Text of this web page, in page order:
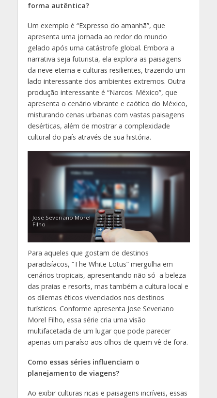
forma autêntica?
Um exemplo é “Expresso do amanhã”, que
apresenta uma jornada ao redor do mundo
gelado após uma catástrofe global. Embora a
narrativa seja futurista, ela explora as paisagens
da neve eterna e culturas resilientes, trazendo um
lado interessante dos ambientes extremos. Outra
produção interessante é “Narcos: México”, que
apresenta o cenário vibrante e caótico do México,
misturando cenas urbanas com vastas paisagens
desérticas, além de mostrar a complexidade
cultural do país através de sua história.
Jose Severiano Morel
Filho
Para aqueles que gostam de destinos
paradisíacos, “The White Lotus” mergulha em
cenários tropicais, apresentando não só a beleza
das praias e resorts, mas também a cultura local e
os dilemas éticos vivenciados nos destinos
turísticos. Conforme apresenta Jose Severiano
Morel Filho, essa série cria uma visão
multifacetada de um lugar que pode parecer
apenas um paraíso aos olhos de quem vê de fora.
Como essas séries influenciam o
planejamento de viagens?
Ao exibir culturas ricas e paisagens incríveis, essas